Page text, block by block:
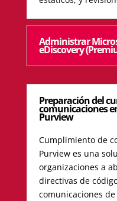
Administrar
eDiscovery
Preparación del
comunicaciones
Purview
Cumplimiento de
Purview es una
organizaciones a
directivas de
comunicaciones